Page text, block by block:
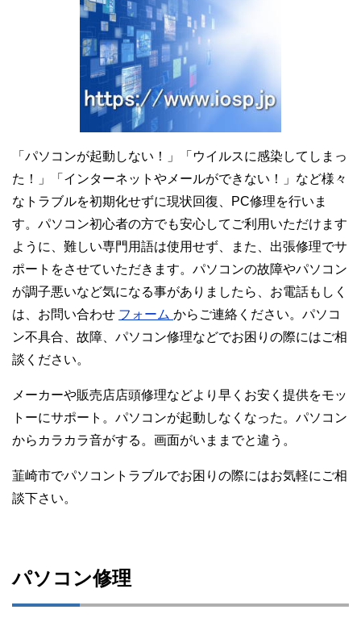
「パソコンが起動しない！」「ウイルスに感染してしまっ
た！」「インターネットやメールができない！」など様々
なトラブルを初期化せずに現状回復、PC修理を行いま
す。パソコン初心者の方でも安心してご利用いただけます
ように、難しい専門用語は使用せず、また、出張修理でサ
ポートをさせていただきます。パソコンの故障やパソコン
が調子悪いなど気になる事がありましたら、お電話もしく
は、お問い合わせ フォーム からご連絡ください。パソコ
ン不具合、故障、パソコン修理などでお困りの際にはご相
談ください。
メーカーや販売店店頭修理などより早くお安く提供をモッ
トーにサポート。パソコンが起動しなくなった。パソコン
からカラカラ音がする。画面がいままでと違う。
韮崎市でパソコントラブルでお困りの際にはお気軽にご相
談下さい。
パソコン修理